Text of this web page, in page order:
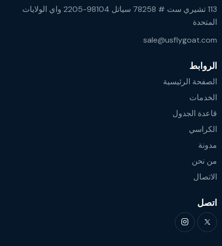
113 تشيري ست # 78258 سياتل 98104-2205 واي الولايات
المتحدة
sale@usflygoat.com
الروابط
الصفحة الرئيسية
الخدمات
قاعدة الجدول
الكراسي
مدونة
من نحن
الاتصال
اتصل